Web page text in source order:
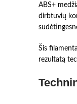
ABS+
dirbtuvių
Šis
rezultatą